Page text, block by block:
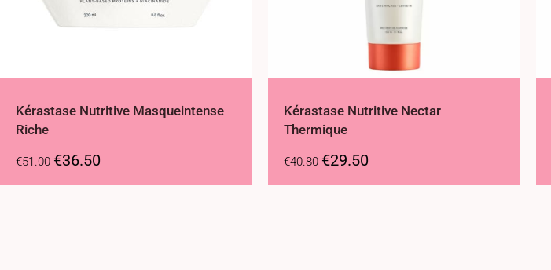
Kérastase Nutritive Masqueintense
Riche
€51.00 €36.50
Kérastase Nutritive Nectar
Thermique
€40.80 €29.50